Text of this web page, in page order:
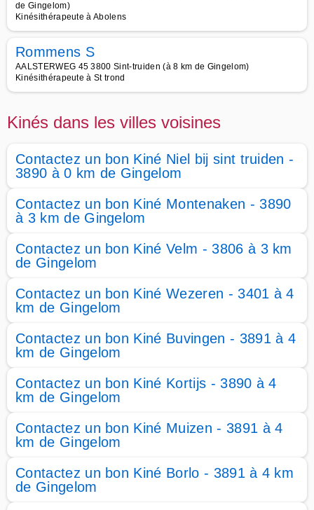
de Gingelom)
Kinésithérapeute à Abolens
Rommens S
AALSTERWEG 45 3800 Sint-truiden (à 8 km de Gingelom)
Kinésithérapeute à St trond
Kinés dans les villes voisines
Contactez un bon Kiné Niel bij sint truiden -
3890 à 0 km de Gingelom
Contactez un bon Kiné Montenaken - 3890
à 3 km de Gingelom
Contactez un bon Kiné Velm - 3806 à 3 km
de Gingelom
Contactez un bon Kiné Wezeren - 3401 à 4
km de Gingelom
Contactez un bon Kiné Buvingen - 3891 à 4
km de Gingelom
Contactez un bon Kiné Kortijs - 3890 à 4
km de Gingelom
Contactez un bon Kiné Muizen - 3891 à 4
km de Gingelom
Contactez un bon Kiné Borlo - 3891 à 4 km
de Gingelom